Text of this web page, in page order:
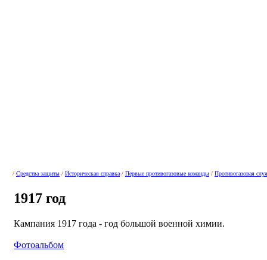
/ Средства защиты / Историческая справка / Первые противогазовые команды / Противогазовая
1917 год
Кампания 1917 года - год большой военной химии.
Фотоальбом